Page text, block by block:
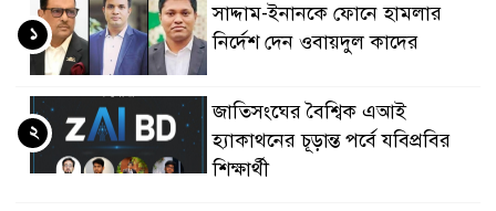
সাদ্দাম-ইনানকে ফোনে হামলার
নির্দেশ দেন ওবায়দুল কাদের
১
জাতিসংঘের বৈশ্বিক এআই
হ্যাকাথনের চূড়ান্ত পর্বে যবিপ্রবির
শিক্ষার্থী
২